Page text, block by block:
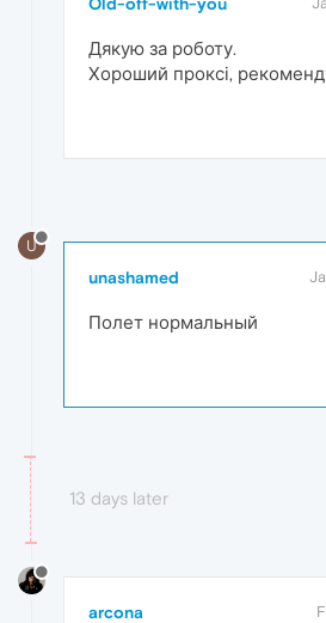
Дякую за роботу.
Хороший проксі,
U
unashamed
Полет нормальный
13 days later
arcona